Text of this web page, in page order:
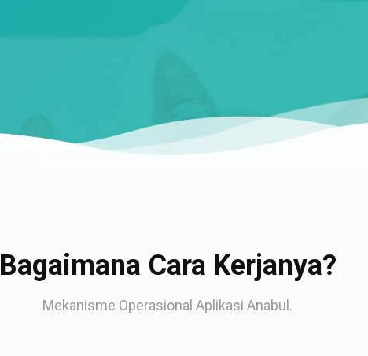
Bagaimana Cara Kerjanya?
Mekanisme Operasional Aplikasi Anabul.